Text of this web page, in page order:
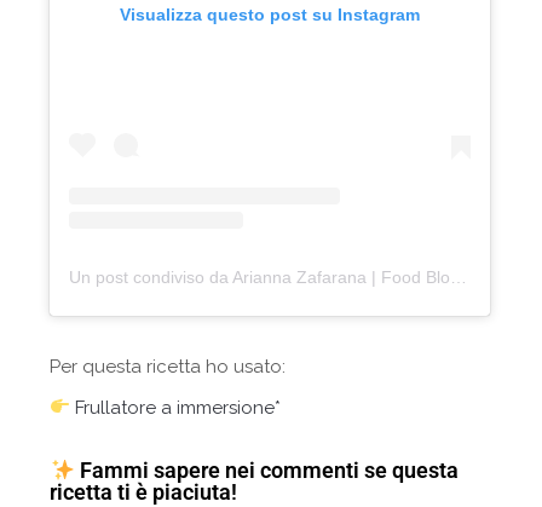
Visualizza questo post su Instagram
Per questa ricetta ho usato:
Frullatore a immersione*
Fammi sapere nei commenti se questa
ricetta ti è piaciuta!